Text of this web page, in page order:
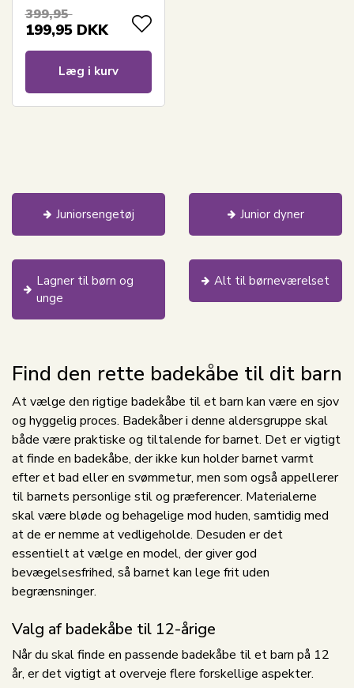
399,95
199,95 DKK
Læg i kurv
Juniorsengetøj Junior dyner
Lagner til børn og
unge
Alt til børneværelset
Find den rette badekåbe til dit barn
At vælge den rigtige badekåbe til et barn kan være en sjov
og hyggelig proces. Badekåber i denne aldersgruppe skal
både være praktiske og tiltalende for barnet. Det er vigtigt
at finde en badekåbe, der ikke kun holder barnet varmt
efter et bad eller en svømmetur, men som også appellerer
til barnets personlige stil og præferencer. Materialerne
skal være bløde og behagelige mod huden, samtidig med
at de er nemme at vedligeholde. Desuden er det
essentielt at vælge en model, der giver god
bevægelsesfrihed, så barnet kan lege frit uden
begrænsninger.
Valg af badekåbe til 12-årige
Når du skal finde en passende badekåbe til et barn på 12
år, er det vigtigt at overveje flere forskellige aspekter.